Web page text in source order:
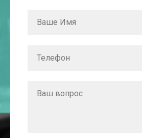
Ваше Имя
Телефон
Ваш вопрос